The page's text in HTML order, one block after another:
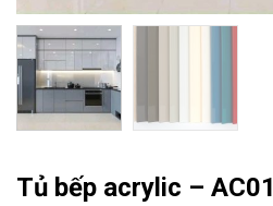
Tủ bếp acrylic – AC01